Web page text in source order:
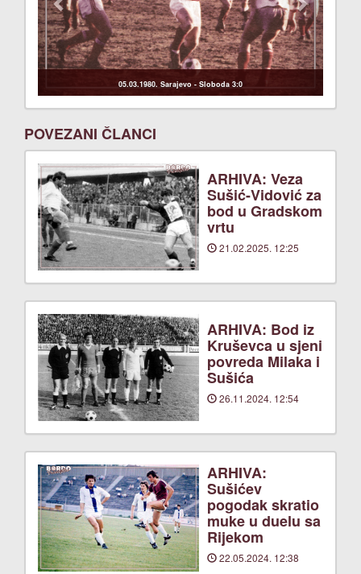
05.03.1980. Sarajevo - Sloboda 3:0
POVEZANI ČLANCI
ARHIVA: Veza
Sušić-Vidović za
bod u Gradskom
vrtu
21.02.2025. 12:25
ARHIVA: Bod iz
Kruševca u sjeni
povreda Milaka i
Sušića
26.11.2024. 12:54
ARHIVA:
Sušićev
pogodak skratio
muke u duelu sa
Rijekom
22.05.2024. 12:38